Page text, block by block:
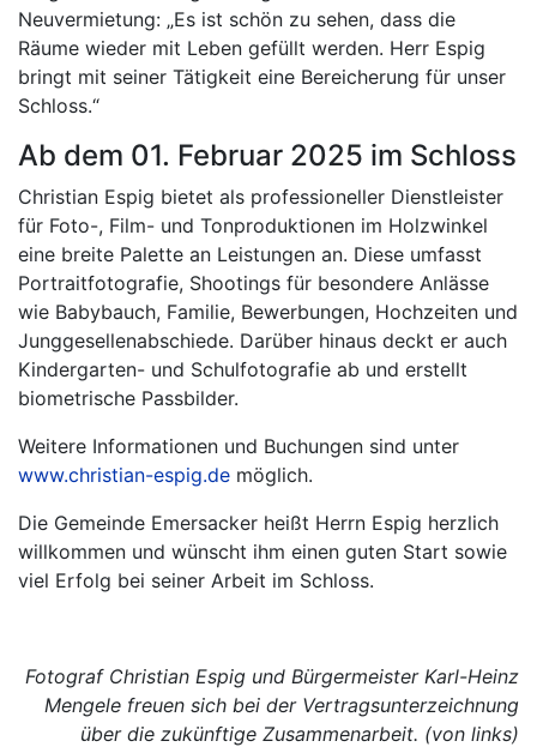
Neuvermietung: „Es ist schön zu sehen, dass die
Räume wieder mit Leben gefüllt werden. Herr Espig
bringt mit seiner Tätigkeit eine Bereicherung für unser
Schloss.“
Ab dem 01. Februar 2025 im Schloss
Christian Espig bietet als professioneller Dienstleister
für Foto-, Film- und Tonproduktionen im Holzwinkel
eine breite Palette an Leistungen an. Diese umfasst
Portraitfotografie, Shootings für besondere Anlässe
wie Babybauch, Familie, Bewerbungen, Hochzeiten und
Junggesellenabschiede. Darüber hinaus deckt er auch
Kindergarten- und Schulfotografie ab und erstellt
biometrische Passbilder.
Weitere Informationen und Buchungen sind unter
www.christian-espig.de möglich.
Die Gemeinde Emersacker heißt Herrn Espig herzlich
willkommen und wünscht ihm einen guten Start sowie
viel Erfolg bei seiner Arbeit im Schloss.
Fotograf Christian Espig und Bürgermeister Karl-Heinz
Mengele freuen sich bei der Vertragsunterzeichnung
über die zukünftige Zusammenarbeit. (von links)